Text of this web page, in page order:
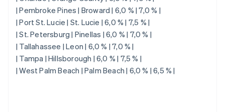
| Pembroke Pines | Broward | 6,0 % | 7,0 % |
| Port St. Lucie | St. Lucie | 6,0 % | 7,5 % |
| St. Petersburg | Pinellas | 6,0 % | 7,0 % |
| Tallahassee | Leon | 6,0 % | 7,0 % |
| Tampa | Hillsborough | 6,0 % | 7,5 % |
| West Palm Beach | Palm Beach | 6,0 % | 6,5 % |